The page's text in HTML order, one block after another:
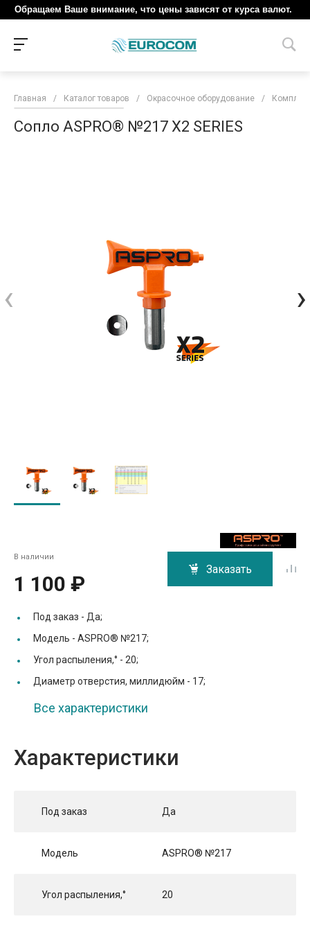
Обращаем Ваше внимание, что цены зависят от курса валют.
Главная / Каталог товаров / Окрасочное оборудование /
Сопло ASPRO® №217 X2 SERIES
‹ ›
В наличии
1 100 ₽
Заказать
Под заказ - Да;
Модель - ASPRO® №217;
Угол распыления,° - 20;
Диаметр отверстия, миллидюйм - 17;
Все характеристики
Характеристики
Под заказ Да
Модель ASPRO® №217
Угол распыления,° 20